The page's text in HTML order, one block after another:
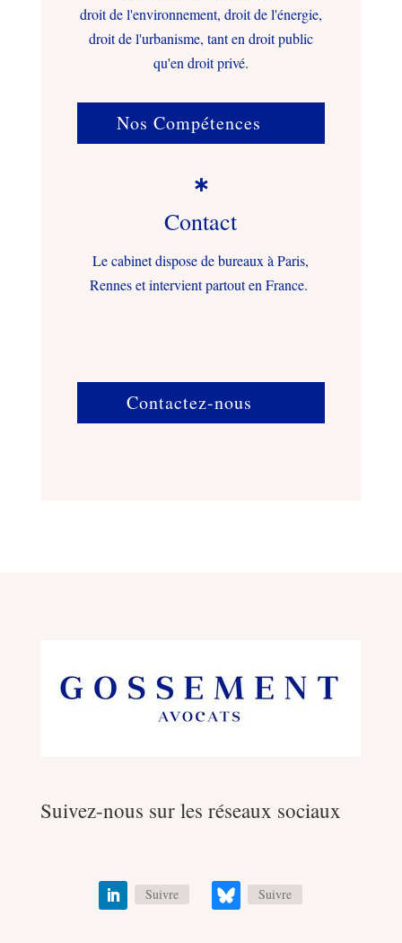
droit de l'environnement, droit de l'énergie,
droit de l'urbanisme, tant en droit public
qu'en droit privé.
Nos Compétences

Contact
Le cabinet dispose de bureaux à Paris,
Rennes et intervient partout en France.
Contactez-nous
Suivez-nous sur les réseaux sociaux
Suivre Suivre